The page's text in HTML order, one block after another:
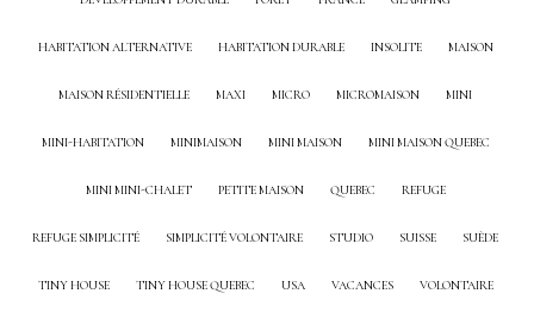
HABITATION ALTERNATIVE HABITATION DURABLE INSOLITE MAISON
MAISON RÉSIDENTIELLE MAXI MICRO MICROMAISON MINI
MINI-HABITATION MINIMAISON MINI MAISON MINI MAISON QUEBEC
MINI MINI-CHALET PETITE MAISON QUEBEC REFUGE
REFUGE SIMPLICITÉ SIMPLICITÉ VOLONTAIRE STUDIO SUISSE SUÈDE
TINY HOUSE TINY HOUSE QUEBEC USA VACANCES VOLONTAIRE